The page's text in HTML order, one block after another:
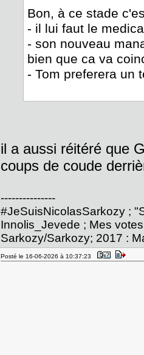
Bon, à ce stade
- il lui faut le
- son nouveau
bien que ca va
- Tom preferera un
il a aussi réitéré que
coups de coude
---------------
#JeSuisNicolasSarkozy ;
Innolis_Jevede ; Mes
Sarkozy/Sarkozy; 2017 :
Posté le 16-06-2026 à 10:37:23